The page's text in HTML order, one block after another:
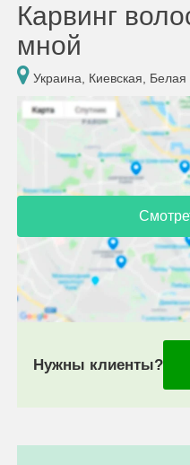
Карвинг
мной
Украина, Киевская, Белая
Нужны клиенты?